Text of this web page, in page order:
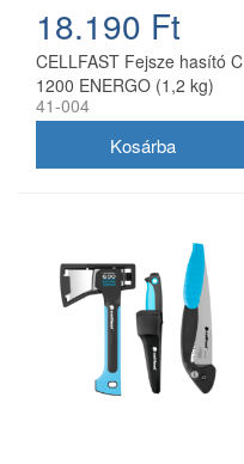
18.190 Ft
CELLFAST Fejsze hasító C
1200 ENERGO (1,2 kg)
41-004